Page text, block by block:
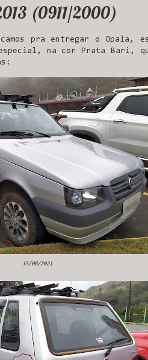
(0911/2000)
pra entregar o Opala,
na cor Prata Bari,
15/08/2021